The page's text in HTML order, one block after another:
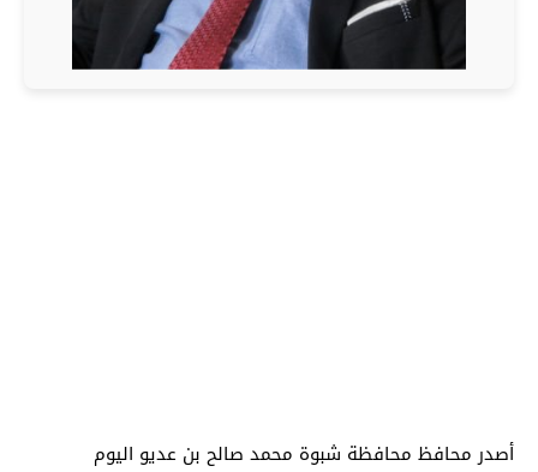
أصدر محافظ محافظة شبوة محمد صالح بن عديو اليوم